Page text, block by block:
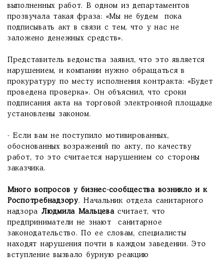
выполненных работ. В одном из департаментов
прозвучала такая фраза: «Мы не будем пока
подписывать акт в связи с тем, что у нас не
заложено денежных средств».
Представитель ведомства заявил, что это является
нарушением, и компании нужно обращаться в
прокуратуру по месту исполнения контракта: «Будет
проведена проверка». Он объяснил, что сроки
подписания акта на торговой электронной площадке
установлены законом.
- Если вам не поступило мотивированных,
обоснованных возражений по акту, по качеству
работ, то это считается нарушением со стороны
заказчика.
Много вопросов у бизнес-сообщества возникло и к
Роспотребнадзору. Начальник отдела санитарного
надзора Людмила Мальцевасчитает, что
предприниматели не знают санитарное
законодательство. По ее словам, специалисты
находят нарушения почти в каждом заведении. Это
вступление вызвало бурную реакцию